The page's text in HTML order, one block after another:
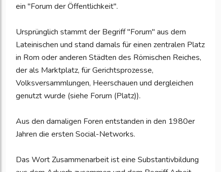
ein "Forum der Öffentlichkeit".
Ursprünglich stammt der Begriff "Forum" aus dem
Lateinischen und stand damals für einen zentralen Platz
in Rom oder anderen Städten des Römischen Reiches,
der als Marktplatz, für Gerichtsprozesse,
Volksversammlungen, Heerschauen und dergleichen
genutzt wurde (siehe Forum (Platz)).
Aus den damaligen Foren entstanden in den 1980er
Jahren die ersten Social-Networks.
Das Wort Zusammenarbeit ist eine Substantivbildung